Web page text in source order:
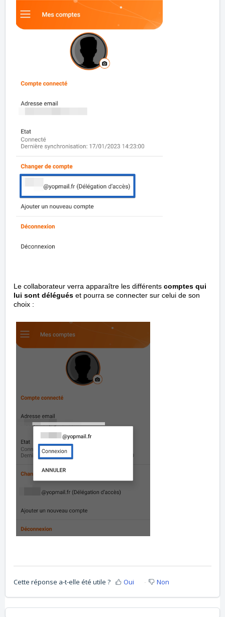
Le collaborateur verra apparaître les différents comptes qui
lui sont délégués et pourra se connecter sur celui de son
choix :
Cette réponse a-t-elle été utile ? Oui Non